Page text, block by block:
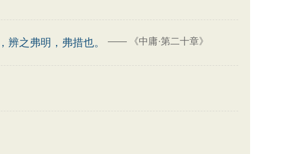
之弗明，弗措也。 —— 《中庸·第二十章》